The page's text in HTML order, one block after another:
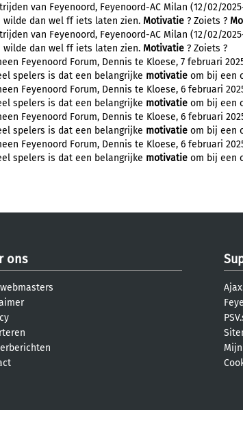
van Feyenoord, Feyenoord-AC Milan (12/02/
wilde dan wel ff iets laten zien. Motivatie ? Zoiets ?
van Feyenoord, Feyenoord-AC Milan (12/02/
wilde dan wel ff iets laten zien. Motivatie ? Zoiets ?
Feyenoord Forum, Dennis te Kloese, 7 februari
spelers is dat een belangrijke motivatie om bij een
Feyenoord Forum, Dennis te Kloese, 6 februari
spelers is dat een belangrijke motivatie om bij een
Feyenoord Forum, Dennis te Kloese, 6 februari
spelers is dat een belangrijke motivatie om bij een
Feyenoord Forum, Dennis te Kloese, 6 februari
spelers is dat een belangrijke motivatie om bij een
ons